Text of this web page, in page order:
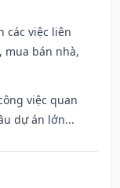
các việc liên
mua bán nhà,
việc quan
dự án lớn...